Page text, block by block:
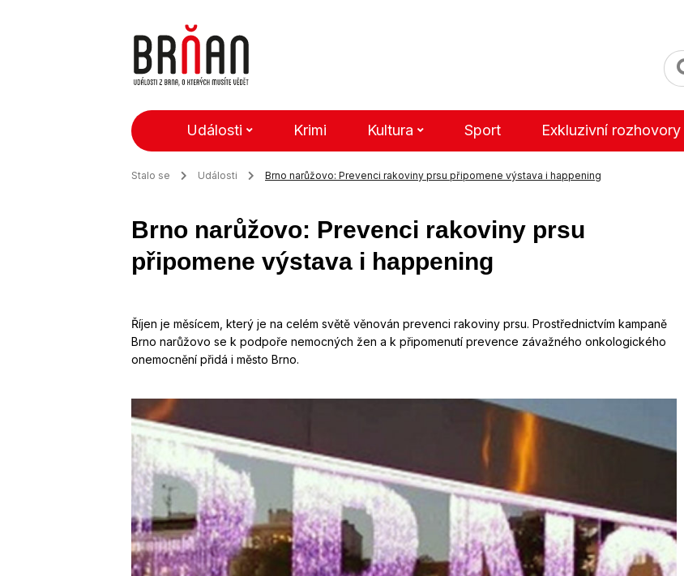
Události Krimi Kultura Sport Exkluzivní rozhovory
Stalo se Události Brno narůžovo: Prevenci rakoviny prsu připomene výstava i happening
Brno narůžovo: Prevenci rakoviny prsu
připomene výstava i happening
Říjen je měsícem, který je na celém světě věnován prevenci rakoviny prsu. Prostřednictvím kampaně
Brno narůžovo se k podpoře nemocných žen a k připomenutí prevence závažného onkologického
onemocnění přidá i město Brno.